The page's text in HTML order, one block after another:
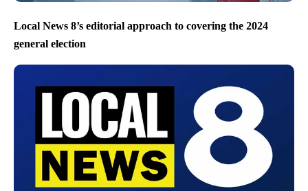
Local News 8’s editorial approach to covering the 2024
general election